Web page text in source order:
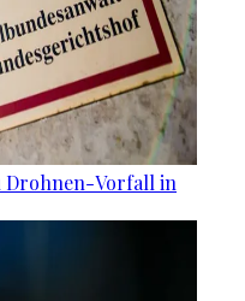
Drohnen-Vorfall in